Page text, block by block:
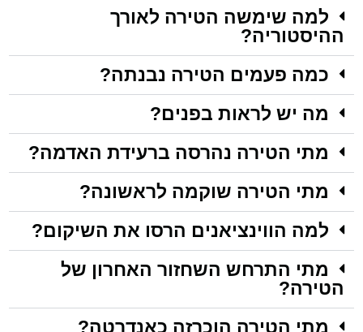
למה שימשה הטירה לאורך
ההיסטוריה?
כמה פעמים הטירה נבנתה?
מה יש לראות בפנים?
מתי הטירה נהרסה ברעידת האדמה?
מתי הטירה שוקמה לראשונה?
למה הווינציאנים הרסו את השיקום?
מתי התרחש השחזור האחרון של
הטירה?
מתי הטירה הוכרזה כאנדרטה?